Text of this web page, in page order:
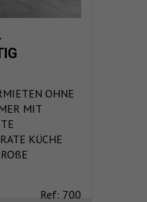
OHNE
MIT
KÜCHE
Ref: 700